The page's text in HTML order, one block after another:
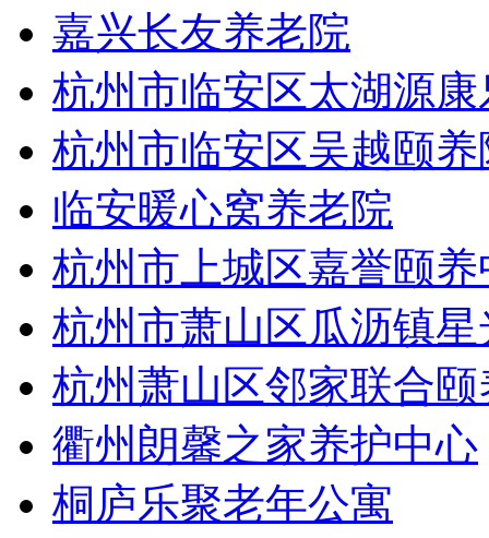
嘉兴长友养老院
杭州市临安区太湖源
杭州市临安区吴越颐养
临安暖心窝养老院
杭州市上城区嘉誉颐养
杭州市萧山区瓜沥镇
杭州萧山区邻家联合颐
衢州朗馨之家养护中心
桐庐乐聚老年公寓